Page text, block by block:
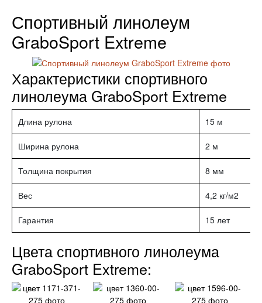
Спортивный линолеум
GraboSport Extreme
Характеристики спортивного
линолеума GraboSport Extreme
Длина рулона 15 м
Ширина рулона 2 м
Толщина покрытия 8 мм
Вес 4,2 кг/м2
Гарантия 15 лет
Цвета спортивного линолеума
GraboSport Extreme: